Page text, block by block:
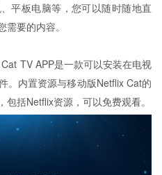
平板电脑等，您可以随时随地直
要的内容。
TV APP是一款可以安装在电视
。内置资源与移动版Netflix Cat的
括Netflix资源，可以免费观看。